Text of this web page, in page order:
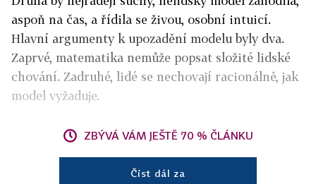
aspoň na čas, a řídila se živou, osobní intuicí.
Hlavní argumenty k upozadění modelu byly dva.
Zaprvé, matematika nemůže popsat složité lidské
chování. Zadruhé, lidé se nechovají racionálně, jak
model vyžaduje.
ZBÝVÁ VÁM JEŠTĚ 70 % ČLÁNKU
Číst dál za